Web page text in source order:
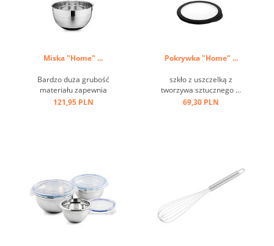
Miska "Home" ...
Bardzo duża grubość
materiału zapewnia
optymalną stabilność i
121,95 PLN
Pokrywka "Home" ...
szkło z uszczelką z
tworzywa sztucznego ...
69,30 PLN